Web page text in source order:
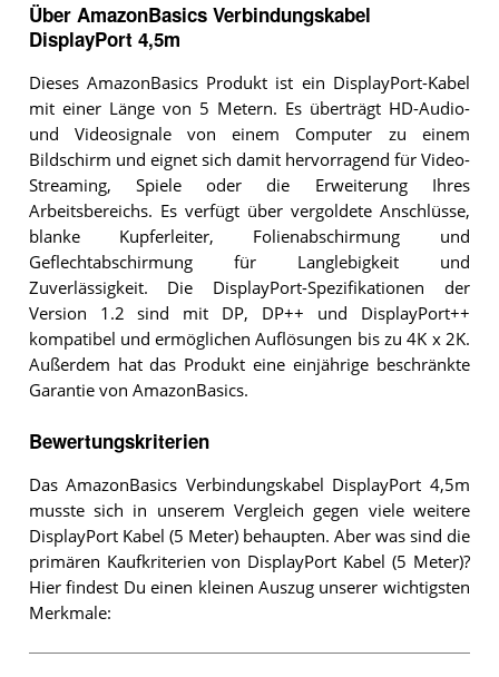
Über AmazonBasics Verbindungskabel
DisplayPort 4,5m
Dieses AmazonBasics Produkt ist ein DisplayPort-Kabel
mit einer Länge von 5 Metern. Es überträgt HD-Audio-
und Videosignale von einem Computer zu einem
Bildschirm und eignet sich damit hervorragend für Video-
Streaming, Spiele oder die Erweiterung Ihres
Arbeitsbereichs. Es verfügt über vergoldete Anschlüsse,
blanke Kupferleiter, Folienabschirmung und
Geflechtabschirmung für Langlebigkeit und
Zuverlässigkeit. Die DisplayPort-Spezifikationen der
Version 1.2 sind mit DP, DP++ und DisplayPort++
kompatibel und ermöglichen Auflösungen bis zu 4K x 2K.
Außerdem hat das Produkt eine einjährige beschränkte
Garantie von AmazonBasics.
Bewertungskriterien
Das AmazonBasics Verbindungskabel DisplayPort 4,5m
musste sich in unserem Vergleich gegen viele weitere
DisplayPort Kabel (5 Meter) behaupten. Aber was sind die
primären Kaufkriterien von DisplayPort Kabel (5 Meter)?
Hier findest Du einen kleinen Auszug unserer wichtigsten
Merkmale: